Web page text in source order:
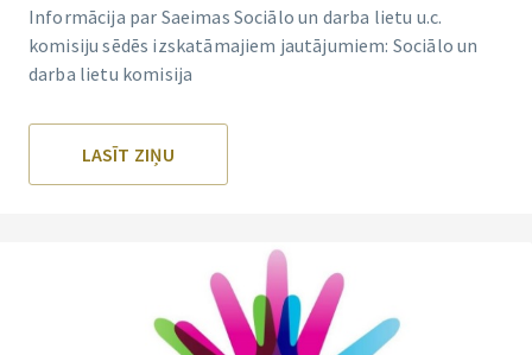
Informācija par Saeimas Sociālo un darba lietu u.c.
komisiju sēdēs izskatāmajiem jautājumiem: Sociālo un
darba lietu komisija
LASĪT ZIŅU